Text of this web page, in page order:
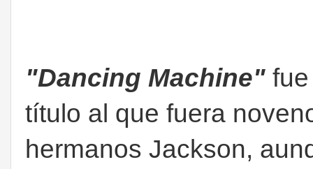
"Dancing Machine"
título al que fuera
hermanos Jackson,